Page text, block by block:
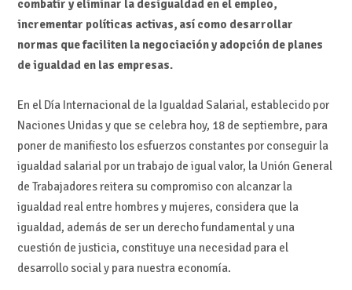
combatir y eliminar la desigualdad en el empleo,
incrementar políticas activas, así como desarrollar
normas que faciliten la negociación y adopción de planes
de igualdad en las empresas.
En el Día Internacional de la Igualdad Salarial, establecido por
Naciones Unidas y que se celebra hoy, 18 de septiembre, para
poner de manifiesto los esfuerzos constantes por conseguir la
igualdad salarial por un trabajo de igual valor, la Unión General
de Trabajadores reitera su compromiso con alcanzar la
igualdad real entre hombres y mujeres, considera que la
igualdad, además de ser un derecho fundamental y una
cuestión de justicia, constituye una necesidad para el
desarrollo social y para nuestra economía.